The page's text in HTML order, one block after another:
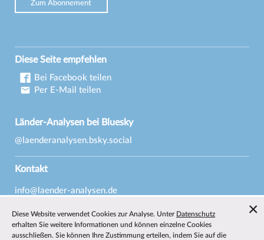
Zum Abonnement
Diese Seite empfehlen
Bei Facebook teilen
Per E-Mail teilen
Länder-Analysen bei Bluesky
@laenderanalysen.bsky.social
Kontakt
info@laender-analysen.de
Fax: 0421/218-69607
Diese Website verwendet Cookies zur Analyse. Unter Datenschutz
erhalten Sie weitere Informationen und können einzelne Cookies
ausschließen. Sie können Ihre Zustimmung erteilen, indem Sie auf die